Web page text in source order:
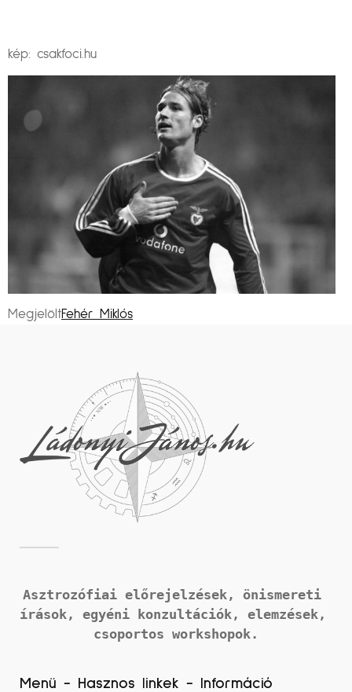
kép: csakfoci.hu
MegjelöltFehér Miklós
Asztrozófiai előrejelzések, önismereti
írások,
csoportos workshopok.
Menü - Hasznos linkek - Információ